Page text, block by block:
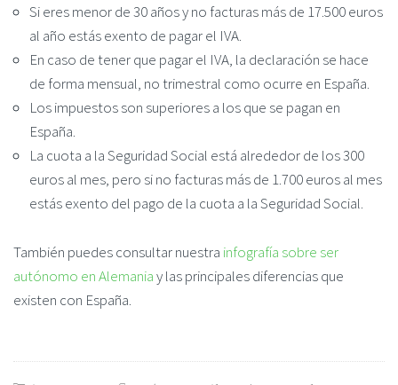
Si eres menor de 30 años y no facturas más de 17.500 euros
al año estás exento de pagar el IVA.
En caso de tener que pagar el IVA, la declaración se hace
de forma mensual, no trimestral como ocurre en España.
Los impuestos son superiores a los que se pagan en
España.
La cuota a la Seguridad Social está alrededor de los 300
euros al mes, pero si no facturas más de 1.700 euros al mes
estás exento del pago de la cuota a la Seguridad Social.
También puedes consultar nuestra infografía sobre ser
autónomo en Alemaniay las principales diferencias que
existen con España.